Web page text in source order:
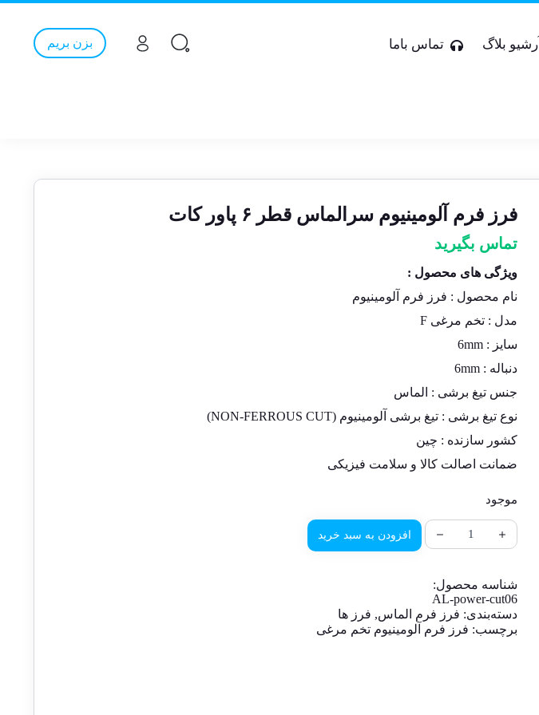
آرشیو بلاگ تماس باما بزن بریم
فرز فرم آلومینیوم سرالماس قطر ۶ پاور کات
تماس بگیرید
ویژگی های محصول :
نام محصول : فرز فرم آلومینیوم
مدل : تخم مرغی F
سایز : 6mm
دنباله : 6mm
جنس تیغ برشی : الماس
نوع تیغ برشی : تیغ برشی آلومینیوم (NON-FERROUS CUT)
کشور سازنده : چین
ضمانت اصالت کالا و سلامت فیزیکی
موجود
افزودن به سبد خرید
شناسه محصول:
AL-power-cut06
دسته‌بندی: فرز فرم الماس, فرز ها
برچسب: فرز فرم آلومینیوم تخم مرغی